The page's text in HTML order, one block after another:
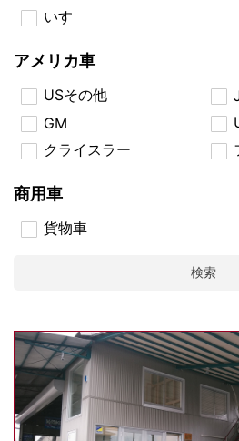
いすゞ
アメリカ車
USその他
GM
クライスラー
商用車
貨物車
検索